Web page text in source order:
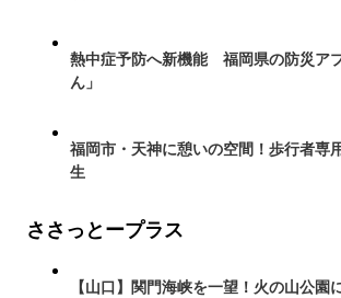
熱中症予防へ新機能 福岡県の防災ア
ん」
福岡市・天神に憩いの空間！歩行者専
生
ささっとープラス
【山口】関門海峡を一望！火の山公園